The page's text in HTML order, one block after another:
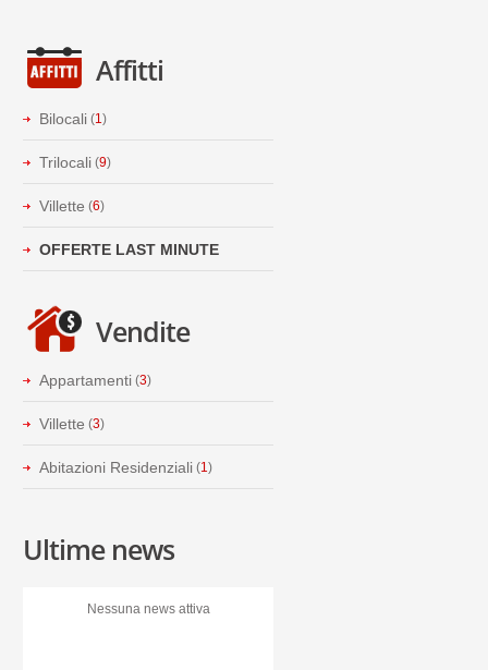
Affitti
Bilocali (1)
Trilocali (9)
Villette (6)
OFFERTE LAST MINUTE
Vendite
Appartamenti (3)
Villette (3)
Abitazioni Residenziali (1)
Ultime news
Nessuna news attiva